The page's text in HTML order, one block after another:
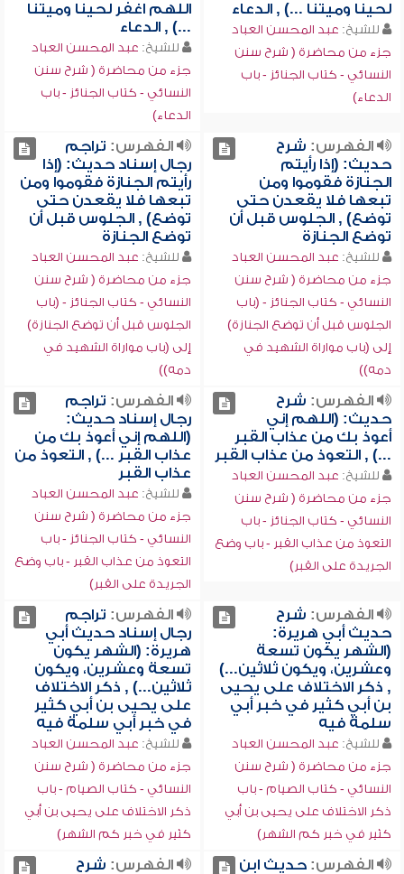
لحينا وميتنا ...) , الدعاء
للشيخ: عبد المحسن العباد
جزء من محاضرة ( شرح سنن
النسائي - كتاب الجنائز - باب
الدعاء)
اللهم اغفر لحينا وميتنا
...) , الدعاء
للشيخ: عبد المحسن العباد
جزء من محاضرة ( شرح سنن
النسائي - كتاب الجنائز - باب
الدعاء)
الفهرس: شرح
حديث: (إذا رأيتم
الجنازة فقوموا ومن
تبعها فلا يقعدن حتى
توضع) , الجلوس قبل أن
توضع الجنازة
للشيخ: عبد المحسن العباد
جزء من محاضرة ( شرح سنن
النسائي - كتاب الجنائز - (باب
الجلوس قبل أن توضع الجنازة)
إلى (باب مواراة الشهيد في
دمه))
الفهرس: تراجم
رجال إسناد حديث: (إذا
رأيتم الجنازة فقوموا ومن
تبعها فلا يقعدن حتى
توضع) , الجلوس قبل أن
توضع الجنازة
للشيخ: عبد المحسن العباد
جزء من محاضرة ( شرح سنن
النسائي - كتاب الجنائز - (باب
الجلوس قبل أن توضع الجنازة)
إلى (باب مواراة الشهيد في
دمه))
الفهرس: شرح
حديث: (اللهم إني
أعوذ بك من عذاب القبر
...) , التعوذ من عذاب القبر
للشيخ: عبد المحسن العباد
جزء من محاضرة ( شرح سنن
النسائي - كتاب الجنائز - باب
التعوذ من عذاب القبر - باب وضع
الجريدة على القبر)
الفهرس: تراجم
رجال إسناد حديث:
(اللهم إني أعوذ بك من
عذاب القبر ...) , التعوذ من
عذاب القبر
للشيخ: عبد المحسن العباد
جزء من محاضرة ( شرح سنن
النسائي - كتاب الجنائز - باب
التعوذ من عذاب القبر - باب وضع
الجريدة على القبر)
الفهرس: شرح
حديث أبي هريرة:
(الشهر يكون تسعة
وعشرين، ويكون ثلاثين...)
, ذكر الاختلاف على يحيى
بن أبي كثير في خبر أبي
سلمة فيه
للشيخ: عبد المحسن العباد
جزء من محاضرة ( شرح سنن
النسائي - كتاب الصيام - باب
ذكر الاختلاف على يحيى بن أبي
كثير في خبر كم الشهر)
الفهرس: تراجم
رجال إسناد حديث أبي
هريرة: (الشهر يكون
تسعة وعشرين، ويكون
ثلاثين...) , ذكر الاختلاف
على يحيى بن أبي كثير
في خبر أبي سلمة فيه
للشيخ: عبد المحسن العباد
جزء من محاضرة ( شرح سنن
النسائي - كتاب الصيام - باب
ذكر الاختلاف على يحيى بن أبي
كثير في خبر كم الشهر)
الفهرس:حديث ابن
الفهرس: شرح